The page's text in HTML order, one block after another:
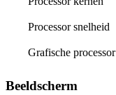
Processor snelheid
Grafische processor
Beeldscherm